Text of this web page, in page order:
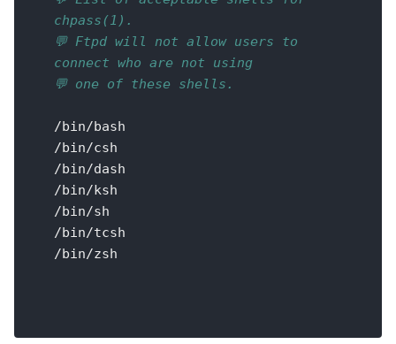
chpass(1).
💬 Ftpd will not allow users to
connect who are not using
💬 one of these shells.
/bin/bash
/bin/csh
/bin/dash
/bin/ksh
/bin/sh
/bin/tcsh
/bin/zsh